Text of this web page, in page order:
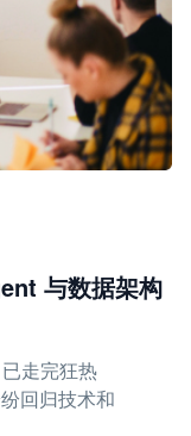
与数据架构
走完狂热
回归技术和